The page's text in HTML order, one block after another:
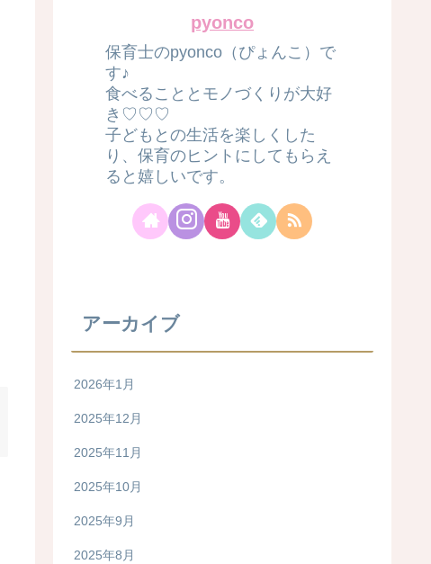
pyonco
保育士のpyonco（ぴょんこ）で
す♪
食べることとモノづくりが大好
き♡♡♡
子どもとの生活を楽しくした
り、保育のヒントにしてもらえ
ると嬉しいです。
アーカイブ
2026年1月
2025年12月
2025年11月
2025年10月
2025年9月
2025年8月